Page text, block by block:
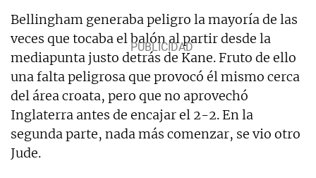
Bellingham generaba peligro la mayoría de las
veces que tocaba el balón al partir desde la
mediapunta justo detrás de Kane. Fruto de ello
una falta peligrosa que provocó él mismo cerca
del área croata, pero que no aprovechó
Inglaterra antes de encajar el 2-2. En la
segunda parte, nada más comenzar, se vio otro
Jude.